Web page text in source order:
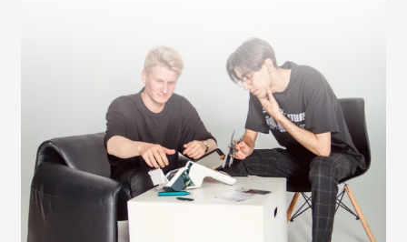
Нужна помощь в выборе?
Оставьте заявку на бесплатную
консультацию и получите скидку 5%
на покупку оборудования или
получение услуги.